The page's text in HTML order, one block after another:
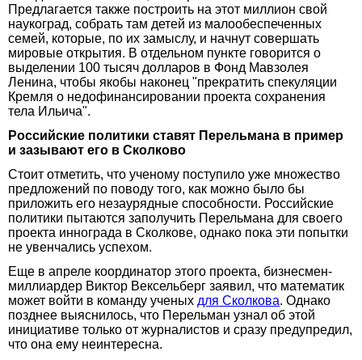
Предлагается также построить на этот миллион свой
наукоград, собрать там детей из малообеспеченных
семей, которые, по их замыслу, и начнут совершать
мировые открытия. В отдельном пункте говорится о
выделении 100 тысяч долларов в Фонд Мавзолея
Ленина, чтобы якобы наконец "прекратить спекуляции
Кремля о недофинансировании проекта сохранения
тела Ильича".
Российские политики ставят Перельмана в пример
и зазывают его в Сколково
Стоит отметить, что ученому поступило уже множество
предложений по поводу того, как можно было бы
приложить его незаурядные способности. Российские
политики пытаются заполучить Перельмана для своего
проекта иннограда в Сколкове, однако пока эти попытки
не увенчались успехом.
Еще в апреле координатор этого проекта, бизнесмен-
миллиардер Виктор Вексельберг заявил, что математик
может войти в команду ученых для Сколкова. Однако
позднее выяснилось, что Перельман узнал об этой
инициативе только от журналистов и сразу предупредил,
что она ему неинтересна.